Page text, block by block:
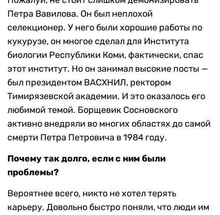
Петра Вавилова. Он был неплохой
селекционер. У него были хорошие работы по
кукурузе, он многое сделал для Института
биологии Республики Коми, фактически, спас
этот институт. Но он занимал высокие посты —
был президентом ВАСХНИЛ, ректором
Тимирязевской академии. И это оказалось его
любимой темой. Борщевик Сосновского
активно внедряли во многих областях до самой
смерти Петра Петровича в 1984 году.
Почему так долго, если с ним были
проблемы?
Вероятнее всего, никто не хотел терять
карьеру. Довольно быстро поняли, что люди им